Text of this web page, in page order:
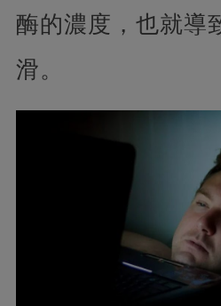
酶的濃度，也就導
滑。